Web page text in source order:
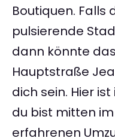
Boutiquen. Falls
pulsierende
dann könnte
Hauptstraße
dich sein. Hier
du bist mitten
erfahrenen